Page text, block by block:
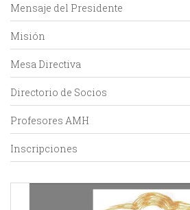
Mensaje del Presidente
Misión
Mesa Directiva
Directorio de Socios
Profesores AMH
Inscripciones